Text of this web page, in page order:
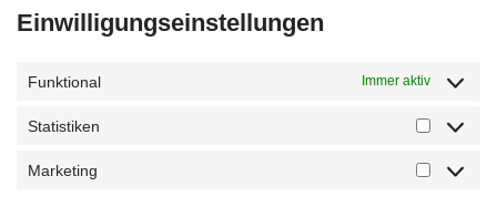
Einwilligungseinstellungen
Funktional Immer aktiv
Statistiken
Marketing